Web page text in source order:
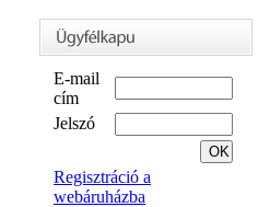
E-mail
cím
Jelszó
Regisztráció a
webáruházba